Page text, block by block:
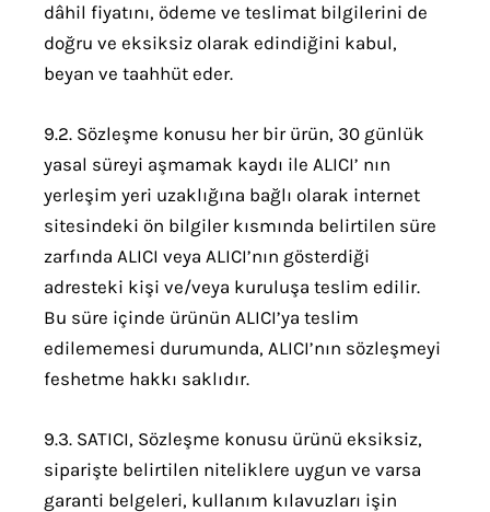
dâhil fiyatını, ödeme ve teslimat bilgilerini de
doğru ve eksiksiz olarak edindiğini kabul,
beyan ve taahhüt eder.
9.2. Sözleşme konusu her bir ürün, 30 günlük
yasal süreyi aşmamak kaydı ile ALICI’ nın
yerleşim yeri uzaklığına bağlı olarak internet
sitesindeki ön bilgiler kısmında belirtilen süre
zarfında ALICI veya ALICI’nın gösterdiği
adresteki kişi ve/veya kuruluşa teslim edilir.
Bu süre içinde ürünün ALICI’ya teslim
edilememesi durumunda, ALICI’nın sözleşmeyi
feshetme hakkı saklıdır.
9.3. SATICI, Sözleşme konusu ürünü eksiksiz,
siparişte belirtilen niteliklere uygun ve varsa
garanti belgeleri, kullanım kılavuzları işin